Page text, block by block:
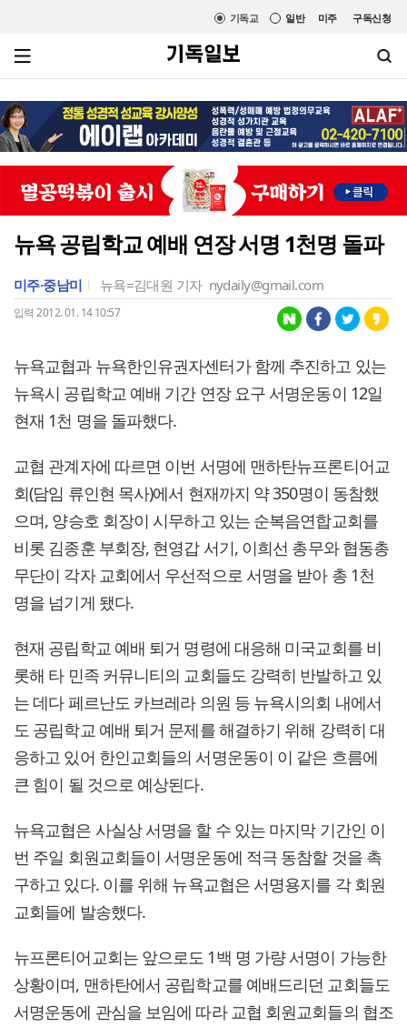
미주 구독신청
일반
기독교
뉴욕 공립학교 예배 연장 서명 1천명 돌파
미주·중남미 뉴욕=김대원 기자 nydaily@gmail.com
입력 2012. 01. 14 10:57
뉴욕교협과 뉴욕한인유권자센터가 함께 추진하고 있는
뉴욕시 공립학교 예배 기간 연장 요구 서명운동이 12일
현재 1천 명을 돌파했다.
교협 관계자에 따르면 이번 서명에 맨하탄뉴프론티어교
회(담임 류인현 목사)에서 현재까지 약 350명이 동참했
으며, 양승호 회장이 시무하고 있는 순복음연합교회를
비롯 김종훈 부회장, 현영갑 서기, 이희선 총무와 협동총
무단이 각자 교회에서 우선적으로 서명을 받아 총 1천
명을 넘기게 됐다.
현재 공립학교 예배 퇴거 명령에 대응해 미국교회를 비
롯해 타 민족 커뮤니티의 교회들도 강력히 반발하고 있
는 데다 페르난도 카브레라 의원 등 뉴욕시의회 내에서
도 공립학교 예배 퇴거 문제를 해결하기 위해 강력히 대
응하고 있어 한인교회들의 서명운동이 이 같은 흐름에
큰 힘이 될 것으로 예상된다.
뉴욕교협은 사실상 서명을 할 수 있는 마지막 기간인 이
번 주일 회원교회들이 서명운동에 적극 동참할 것을 촉
구하고 있다. 이를 위해 뉴욕교협은 서명용지를 각 회원
교회들에 발송했다.
뉴프론티어교회는 앞으로도 1백 명 가량 서명이 가능한
상황이며, 맨하탄에서 공립학교를 예배드리던 교회들도
서명운동에 관심을 보임에 따라 교협 회원교회들의 협조